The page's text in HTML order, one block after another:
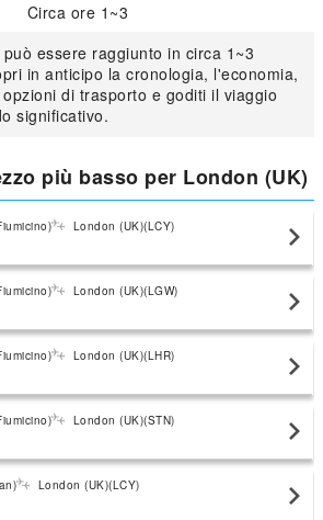
Circa ore 1~3
essere raggiunto in circa 1~3
in anticipo la cronologia, l'economia,
di trasporto e goditi il viaggio
significativo.
più basso per London (UK)
London (UK)(LCY)
London (UK)(LGW)
London (UK)(LHR)
London (UK)(STN)
London (UK)(LCY)